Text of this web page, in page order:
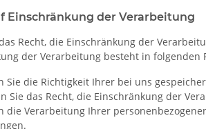
Einschränkung der Verarbeitung
Recht, die Einschränkung der
der Verarbeitung besteht in folgenden
Sie die Richtigkeit Ihrer bei uns
Sie das Recht, die Einschränkung der
die Verarbeitung Ihrer